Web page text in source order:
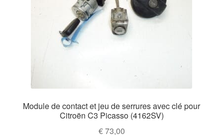
Module de contact et jeu de serrures avec clé pour
Citroën C3 Picasso (4162SV)
€73,00